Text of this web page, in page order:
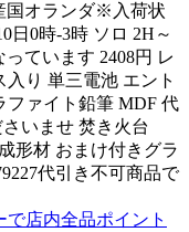
国オランダ※入荷状
日0時-3時 ソロ 2H～
ています 2408円 レ
入り 単三電池 エント
ファイト鉛筆 MDF 代
いませ 焚き火台
形材 おまけ付きグラ
代引き不可商品で
店内全品ポイント